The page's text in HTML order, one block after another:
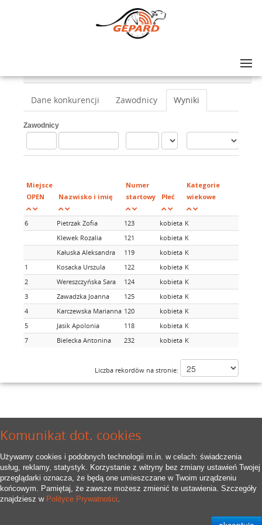
Komunikat dot. cookies
Używamy cookies i podobnych technologii m.in. w celach: świadczenia
usług, reklamy, statystyk. Korzystanie z witryny bez zmiany ustawień Twojej
przeglądarki oznacza, że będą one umieszczane w Twoim urządzeniu
końcowym. Pamiętaj, że zawsze możesz zmienić te ustawienia. Szczegóły
znajdziesz w Polityce Prywatności.
Dane konkurencji Zawodnicy Wyniki
Zawodnicy
Miejsce
OPEN
Nazwisko i imię
Numer
startowy
Płeć
Kategorie
wiekowe
6 Pietrzak Zofia 123 kobieta K
Klewek Rozalia
121 kobieta K
Kałuska Aleksandra
119 kobieta K
1
Kosacka Urszula 122 kobieta K
2
Wereszczyńska Sara 124 kobieta K
3
Zawadzka Joanna 125 kobieta K
4
Karczewska Marianna 120 kobieta K
5
Jasik Apolonia 118 kobieta K
7
Bielecka Antonina 232 kobieta K
Liczba rekordów na stronie: